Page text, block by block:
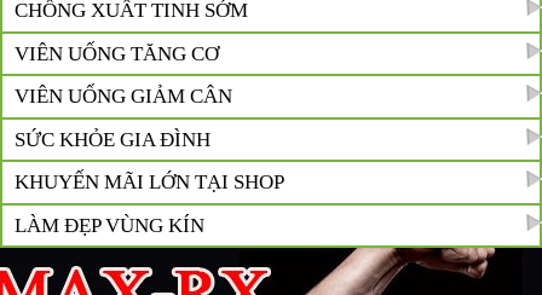
CHỐNG XUẤT TINH SỚM
VIÊN UỐNG TĂNG CƠ
VIÊN UỐNG GIẢM CÂN
SỨC KHỎE GIA ĐÌNH
KHUYẾN MÃI LỚN TẠI SHOP
LÀM ĐẸP VÙNG KÍN